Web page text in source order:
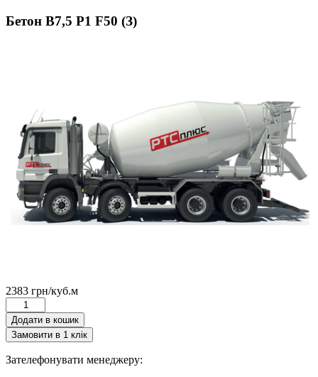
Бетон В7,5 Р1 F50 (З)
2383 грн/куб.м
Бетон
В7,5
Р1
F50
(З)
кількість
Додати в кошик
Замовити в 1 клік
Зателефонувати менеджеру: